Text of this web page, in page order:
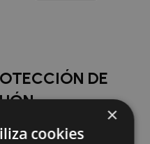
DE
×
cookies